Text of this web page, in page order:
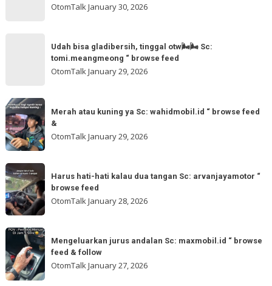
@otomtalk
akmschooldrive_cikarang
&
follow
OtomTalkJanuary 30, 2026
gladibersih,
otw
🌬
🌬
Sc:
“
browse
feed
Udah bisa gladibersih, tinggal otw🌬🌬 Sc:
tomi.meangmeong “ browse feed
OtomTalkJanuary 29, 2026
Merah
atau
kuning
ya
Sc:
wahidmobil.id
“
browse
Merah atau kuning ya Sc: wahidmobil.id “ browse feed
&
OtomTalk January 29, 2026
Harus
hati-
hati
kalau
dua
tangan
Sc:
arvanjayamotor
Harus hati-hati kalau dua tangan Sc: arvanjayamotor “
browse feed
OtomTalkJanuary 28, 2026
Mengeluarkan
jurus
andalan
Sc:
Mengeluarkan jurus andalan Sc: maxmobil.id “ browse
feed & follow
OtomTalkJanuary 27, 2026